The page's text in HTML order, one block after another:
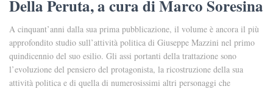
Della Peruta, a cura di Marco Soresina
A cinquant’anni dalla sua prima pubblicazione, il volume è ancora il più
approfondito studio sull’attività politica di Giuseppe Mazzini nel primo
quindicennio del suo esilio. Gli assi portanti della trattazione sono
l’evoluzione del pensiero del protagonista, la ricostruzione della sua
attività politica e di quella di numerosissimi altri personaggi che